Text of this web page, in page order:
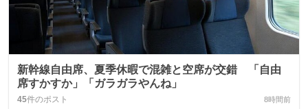
新幹線自由席、夏季休暇で混雑と空席が交錯 「自由
席すかすか」「ガラガラやんね」
45件のポスト 8時間前